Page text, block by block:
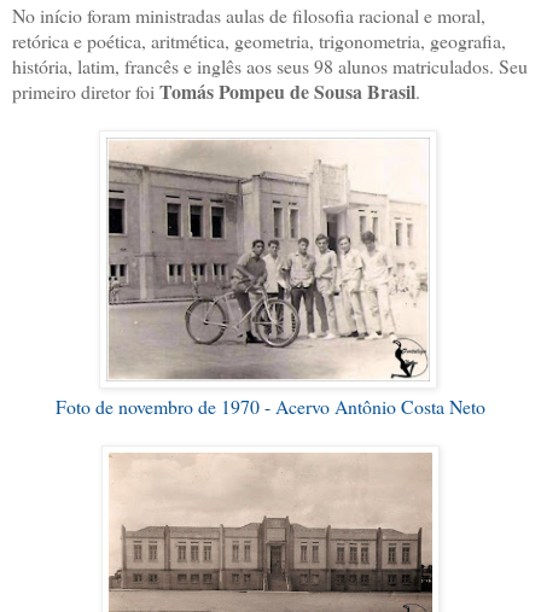
No início foram ministradas aulas de filosofia racional e moral,
retórica e poética, aritmética, geometria, trigonometria, geografia,
história, latim, francês e inglês aos seus 98 alunos matriculados. Seu
primeiro diretor foi Tomás Pompeu de Sousa Brasil.
Foto de novembro de 1970 - Acervo Antônio Costa Neto